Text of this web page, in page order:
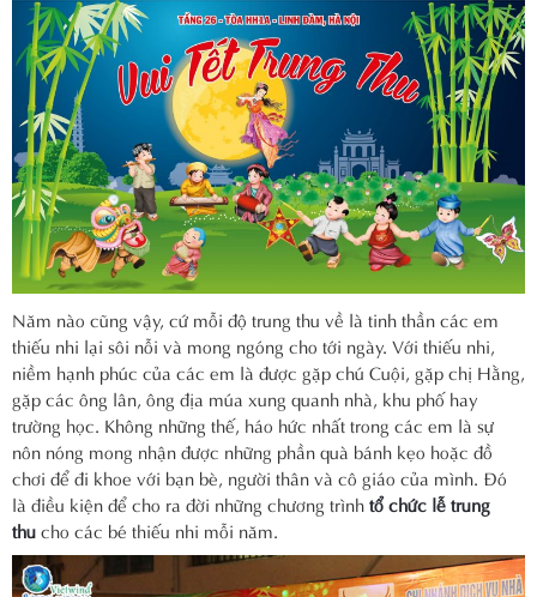
Năm nào cũng vậy, cứ mỗi độ trung thu về là tinh thần các em
thiếu nhi lại sôi nỗi và mong ngóng cho tới ngày. Với thiếu nhi,
niềm hạnh phúc của các em là được gặp chú Cuội, gặp chị Hằng,
gặp các ông lân, ông địa múa xung quanh nhà, khu phố hay
trường học. Không những thế, háo hức nhất trong các em là sự
nôn nóng mong nhận được những phần quà bánh kẹo hoặc đồ
chơi để đi khoe với bạn bè, người thân và cô giáo của mình. Đó
là điều kiện để cho ra đời những chương trìnhtổ chức lễ trung
thucho các bé thiếu nhi mỗi năm.